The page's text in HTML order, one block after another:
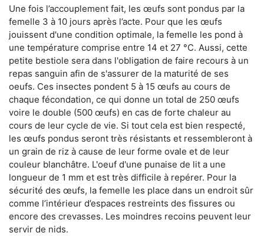
Une fois l’accouplement fait, les œufs sont pondus par la
femelle 3 à 10 jours après l’acte. Pour que les œufs
jouissent d'une condition optimale, la femelle les pond à
une température comprise entre 14 et 27 °C. Aussi, cette
petite bestiole sera dans l'obligation de faire recours à un
repas sanguin afin de s'assurer de la maturité de ses
oeufs. Ces insectes pondent 5 à 15 œufs au cours de
chaque fécondation, ce qui donne un total de 250 œufs
voire le double (500 œufs) en cas de forte chaleur au
cours de leur cycle de vie. Si tout cela est bien respecté,
les œufs pondus seront très résistants et ressembleront à
un grain de riz à cause de leur forme ovale et de leur
couleur blanchâtre. L'oeuf d'une punaise de lit a une
longueur de 1 mm et est très difficile à repérer. Pour la
sécurité des œufs, la femelle les place dans un endroit sûr
comme l’intérieur d’espaces restreints des fissures ou
encore des crevasses. Les moindres recoins peuvent leur
servir de nids.